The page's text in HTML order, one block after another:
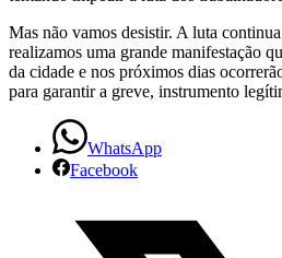
Mas não vamos desistir. A luta
realizamos uma grande manifestação
da cidade e nos próximos dias
para garantir a greve, instrumento
WhatsApp
Facebook